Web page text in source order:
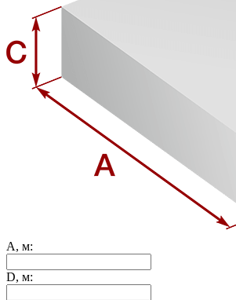
A, м:
D, м: